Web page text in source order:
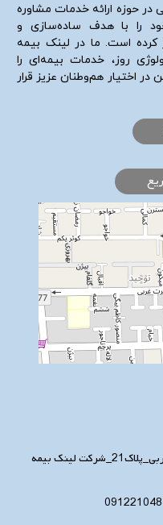
حوزه ارائه خدمات مشاوره
را با هدف ساده‌سازی و
کرده است. ما در لینک بیمه
روز، خدمات بیمه‌ای را
اختیار هم‌وطنان عزیز قرار
لینک بیمه